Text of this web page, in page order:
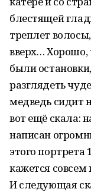
блестящей
треплет
вверх…
были
разглядеть
медведь сидит
вот ещё скала:
написан
этого портрета
кажется
И следующая